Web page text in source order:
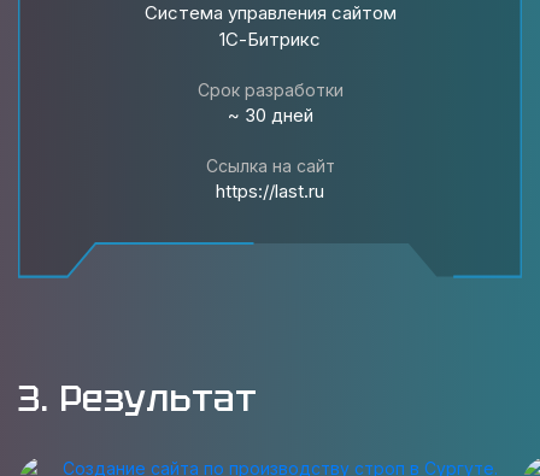
Система управления сайтом
1С-Битрикс
Срок разработки
~ 30 дней
Ссылка на сайт
https://last.ru
3. Результат